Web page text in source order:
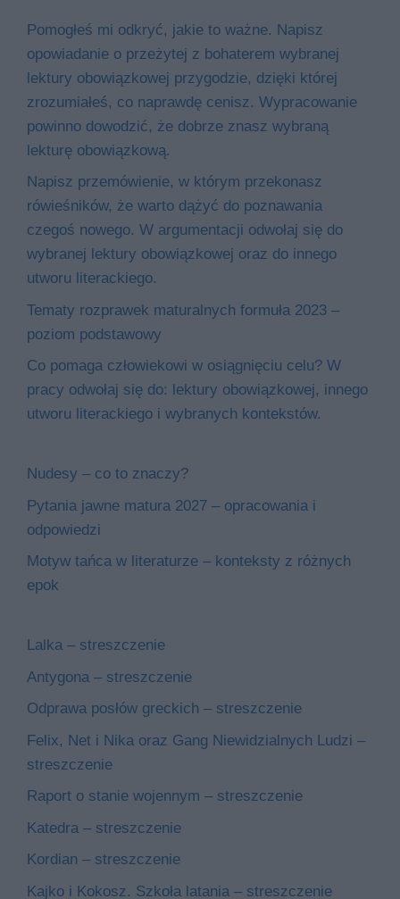
Pomogłeś mi odkryć, jakie to ważne. Napisz
opowiadanie o przeżytej z bohaterem wybranej
lektury obowiązkowej przygodzie, dzięki której
zrozumiałeś, co naprawdę cenisz. Wypracowanie
powinno dowodzić, że dobrze znasz wybraną
lekturę obowiązkową.
Napisz przemówienie, w którym przekonasz
rówieśników, że warto dążyć do poznawania
czegoś nowego. W argumentacji odwołaj się do
wybranej lektury obowiązkowej oraz do innego
utworu literackiego.
Tematy rozprawek maturalnych formuła 2023 –
poziom podstawowy
Co pomaga człowiekowi w osiągnięciu celu? W
pracy odwołaj się do: lektury obowiązkowej, innego
utworu literackiego i wybranych kontekstów.
Nudesy – co to znaczy?
Pytania jawne matura 2027 – opracowania i
odpowiedzi
Motyw tańca w literaturze – konteksty z różnych
epok
Lalka – streszczenie
Antygona – streszczenie
Odprawa posłów greckich – streszczenie
Felix, Net i Nika oraz Gang Niewidzialnych Ludzi –
streszczenie
Raport o stanie wojennym – streszczenie
Katedra – streszczenie
Kordian – streszczenie
Kajko i Kokosz. Szkoła latania – streszczenie